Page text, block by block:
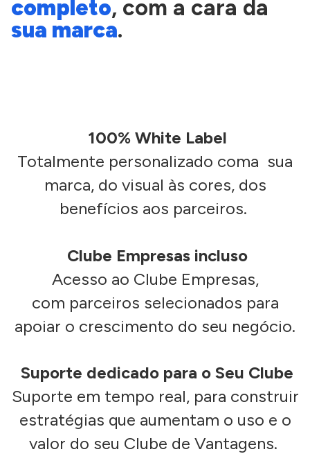
completo, com a cara da
sua marca.
100% White Label
Totalmente personalizado coma sua
marca, do visual às cores, dos
benefícios aos parceiros.
Clube Empresas incluso
Acesso ao Clube Empresas,
com parceiros selecionados para
apoiar o crescimento do seu negócio.
Suporte dedicado para o Seu Clube
Suporte em tempo real, para construir
estratégias que aumentam o uso e o
valor do seu Clube de Vantagens.